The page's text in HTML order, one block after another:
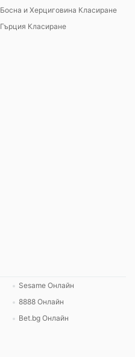
Босна и Херциговина Класиране
Гърция Класиране
Sesame Онлайн
8888 Онлайн
Bet.bg Онлайн